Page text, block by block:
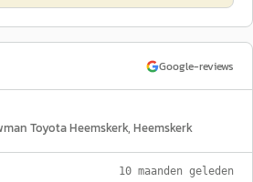
Google-reviews
Toyota Heemskerk, Heemskerk
10 maanden geleden